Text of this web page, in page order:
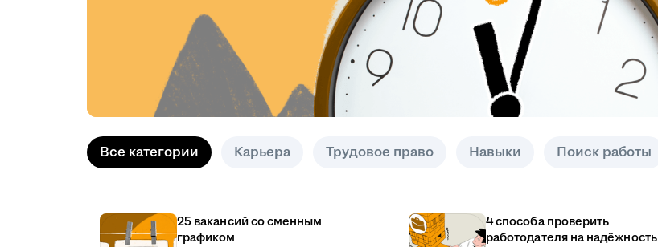
Все категории Карьера Трудовое право Навыки Поиск работы
25 вакансий со сменным
графиком
4 способа проверить
работодателя на надёжность